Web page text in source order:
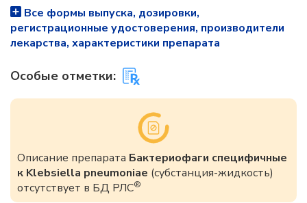
Все формы выпуска, дозировки,
регистрационные удостоверения, производители
лекарства, характеристики препарата
Особые отметки:
Описание препарата Бактериофаги специфичные
к Klebsiella pneumoniae (субстанция-жидкость)
отсутствует в БД РЛС®